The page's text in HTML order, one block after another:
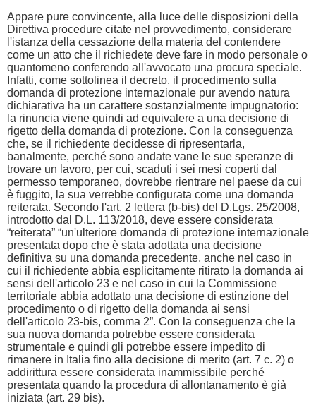
Appare pure convincente, alla luce delle disposizioni della
Direttiva procedure citate nel provvedimento, considerare
l'istanza della cessazione della materia del contendere
come un atto che il richiedete deve fare in modo personale o
quantomeno conferendo all'avvocato una procura speciale.
Infatti, come sottolinea il decreto, il procedimento sulla
domanda di protezione internazionale pur avendo natura
dichiarativa ha un carattere sostanzialmente impugnatorio:
la rinuncia viene quindi ad equivalere a una decisione di
rigetto della domanda di protezione. Con la conseguenza
che, se il richiedente decidesse di ripresentarla,
banalmente, perché sono andate vane le sue speranze di
trovare un lavoro, per cui, scaduti i sei mesi coperti dal
permesso temporaneo, dovrebbe rientrare nel paese da cui
è fuggito, la sua verrebbe configurata come una domanda
reiterata. Secondo l'art. 2 lettera (b-bis) del D.Lgs. 25/2008,
introdotto dal D.L. 113/2018, deve essere considerata
“reiterata” “un'ulteriore domanda di protezione internazionale
presentata dopo che è stata adottata una decisione
definitiva su una domanda precedente, anche nel caso in
cui il richiedente abbia esplicitamente ritirato la domanda ai
sensi dell'articolo 23 e nel caso in cui la Commissione
territoriale abbia adottato una decisione di estinzione del
procedimento o di rigetto della domanda ai sensi
dell'articolo 23-bis, comma 2”. Con la conseguenza che la
sua nuova domanda potrebbe essere considerata
strumentale e quindi gli potrebbe essere impedito di
rimanere in Italia fino alla decisione di merito (art. 7 c. 2) o
addirittura essere considerata inammissibile perché
presentata quando la procedura di allontanamento è già
iniziata (art. 29 bis).